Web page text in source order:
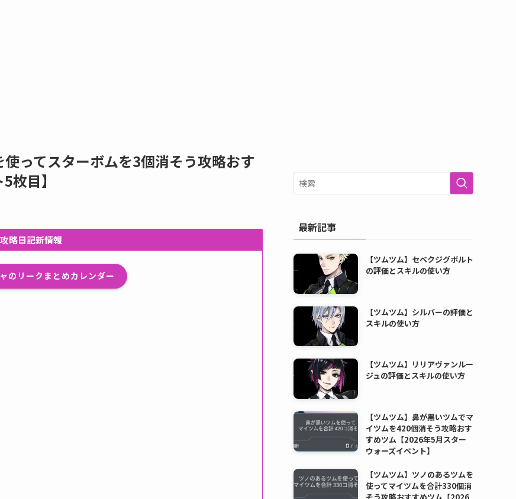
使ってスターボムを3個消そう攻略おす
枚目】
略日記新情報
のリークまとめカレンダー
最新記事
【ツムツム】セベクジグボルト
の評価とスキルの使い方
【ツムツム】シルバーの評価と
スキルの使い方
【ツムツム】リリアヴァンルー
ジュの評価とスキルの使い方
【ツムツム】鼻が黒いツムでマ
イツムを420個消そう攻略おす
すめツム【2026年5月スター
ウォーズイベント】
【ツムツム】ツノのあるツムを
使ってマイツムを合計330個消